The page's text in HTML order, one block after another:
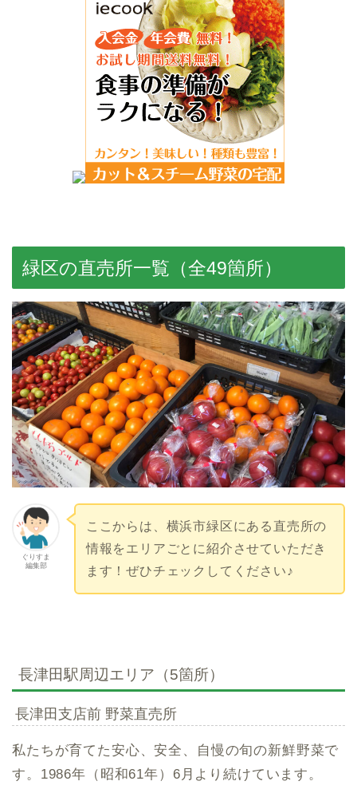
緑区の直売所一覧（全49箇所）
ぐりすま
編集部
ここからは、横浜市緑区にある直売所の
情報をエリアごとに紹介させていただき
ます！ぜひチェックしてください♪
長津田駅周辺エリア（5箇所）
長津田支店前 野菜直売所
私たちが育てた安心、安全、自慢の旬の新鮮野菜で
す。1986年（昭和61年）6月より続けています。